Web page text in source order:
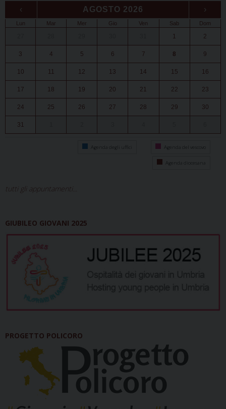
‹ AGOSTO 2026 ›
Lun Mar Mer Gio Ven Sab Dom
1 2
3 4 5 6 7 8 9
10 11 12 13 14 15 16
17 18 19 20 21 22 23
24 25 26 27 28 29 30
31
Agenda degli uffici Agenda del vescovo
Agenda diocesana
tutti gli appuntamenti...
GIUBILEO GIOVANI 2025
PROGETTO POLICORO